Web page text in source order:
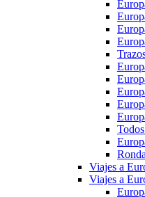
Viajes a
Viajes a